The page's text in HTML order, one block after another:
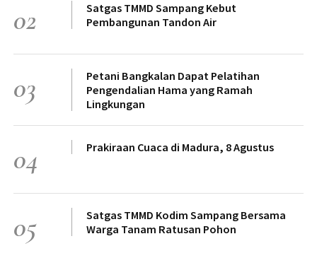
02
Satgas TMMD Sampang Kebut
Pembangunan Tandon Air
03
Petani Bangkalan Dapat Pelatihan
Pengendalian Hama yang Ramah
Lingkungan
04 Prakiraan Cuaca di Madura, 8 Agustus
05
Satgas TMMD Kodim Sampang Bersama
Warga Tanam Ratusan Pohon